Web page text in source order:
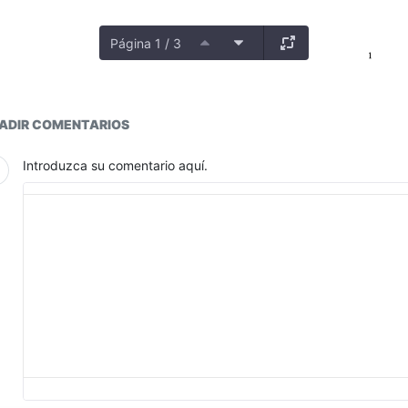
Página 1 / 3
COMENTARIOS
Introduzca su comentario aquí.